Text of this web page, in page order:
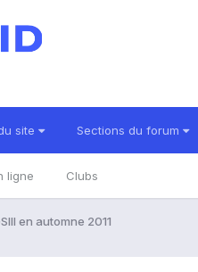
site Sections du forum
ligne Clubs
en automne 2011